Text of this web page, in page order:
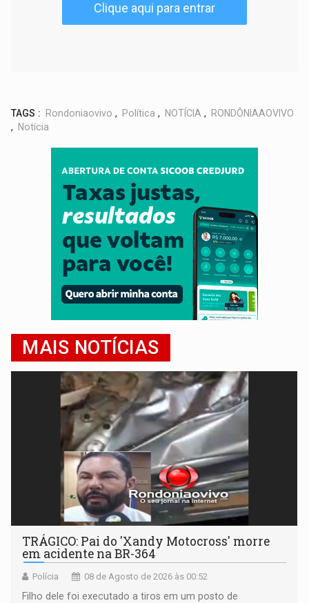
Clique aqui para entrar
TAGS : Rondoniaovivo , Política , NOTÍCIA ,
RONDÔNIAAOVIVO
,
Notícia
MAIS NOTÍCIAS
TRÁGICO: Pai do 'Xandy Motocross' morre
em acidente na BR-364
Polícia 08 de Agosto de 2026 às 00:52
Filho dele foi executado a tiros em um posto de